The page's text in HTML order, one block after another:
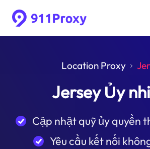
Location Proxy
Jersey Ủy
Cập nhật quỹ ủy quyền
Yêu cầu kết nối